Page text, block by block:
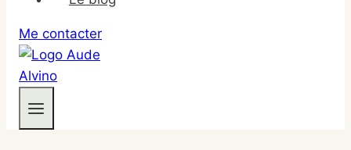
Me contacter